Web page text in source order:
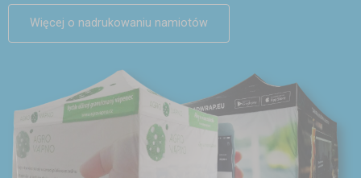
Więcej o nadrukowaniu namiotów